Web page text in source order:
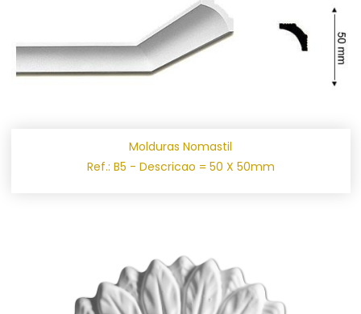
Molduras Nomastil
Ref.: B5 - Descricao = 50 X 50mm